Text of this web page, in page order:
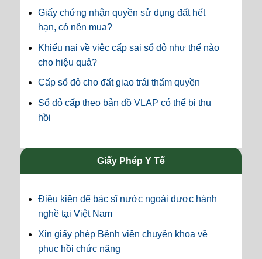
Giấy chứng nhận quyền sử dụng đất hết
hạn, có nên mua?
Khiếu nại về việc cấp sai sổ đỏ như thế nào
cho hiệu quả?
Cấp sổ đỏ cho đất giao trái thẩm quyền
Sổ đỏ cấp theo bản đồ VLAP có thể bị thu
hồi
Giấy Phép Y Tế
Điều kiện để bác sĩ nước ngoài được hành
nghề tại Việt Nam
Xin giấy phép Bệnh viện chuyên khoa về
phục hồi chức năng